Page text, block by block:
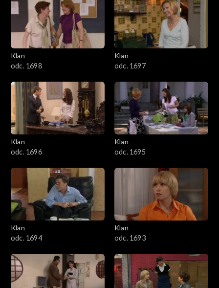
4201–4300
4101–4200
3901–4000
3801–3900
3701–3800
3601–3700
3501–3600
3401–3500
3201–3300
Klan
odc. 1698
Klan
odc. 1697
Klan
odc. 1696
Klan
odc. 1695
Klan
odc. 1694
Klan
odc. 1693